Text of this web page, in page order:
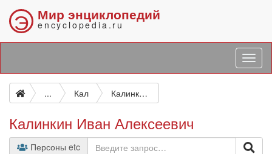
Э Мир энциклопедий
encyclopedia.ru
... Кал Калинкин Иван Алексеевич
Калинкин Иван Алексеевич
Персоны etc